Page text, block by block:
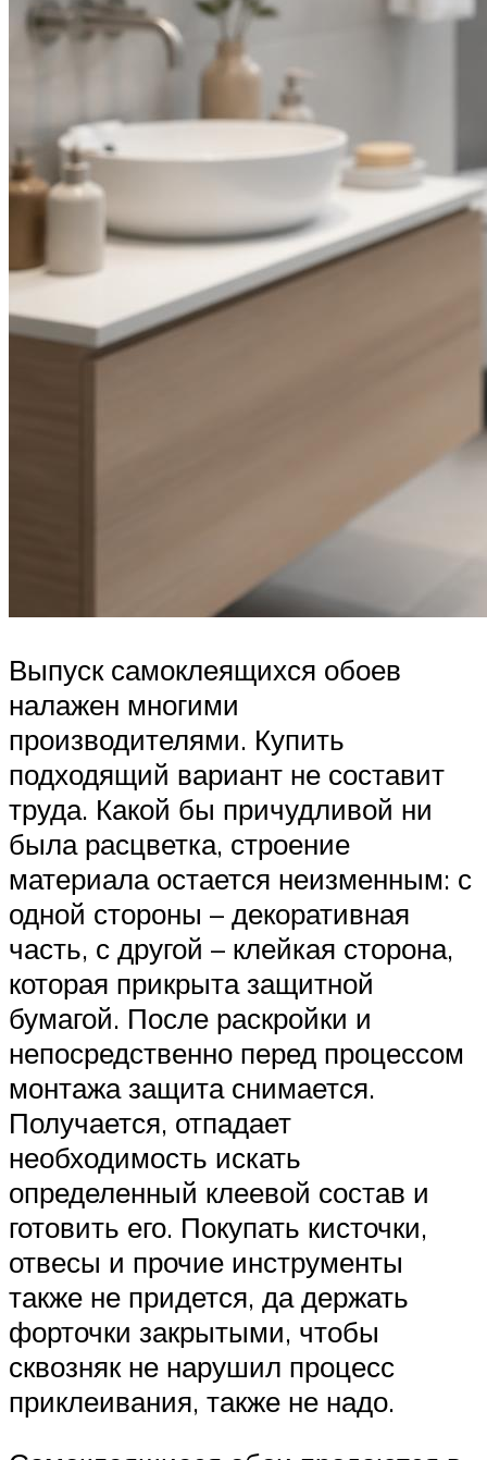
Выпуск самоклеящихся обоев
налажен многими
производителями. Купить
подходящий вариант не составит
труда. Какой бы причудливой ни
была расцветка, строение
материала остается неизменным: с
одной стороны – декоративная
часть, с другой – клейкая сторона,
которая прикрыта защитной
бумагой. После раскройки и
непосредственно перед процессом
монтажа защита снимается.
Получается, отпадает
необходимость искать
определенный клеевой состав и
готовить его. Покупать кисточки,
отвесы и прочие инструменты
также не придется, да держать
форточки закрытыми, чтобы
сквозняк не нарушил процесс
приклеивания, также не надо.